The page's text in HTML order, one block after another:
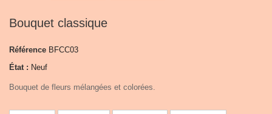
Bouquet classique
Référence BFCC03
État : Neuf
Bouquet de fleurs mélangées et colorées.